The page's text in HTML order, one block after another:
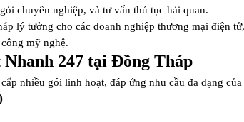
chuyên nghiệp, và tư vấn thủ tục hải quan.
lý tưởng cho các doanh nghiệp thương mại điện
mỹ nghệ.
247 tại Đồng Tháp
nhiều gói linh hoạt, đáp ứng nhu cầu đa dạng